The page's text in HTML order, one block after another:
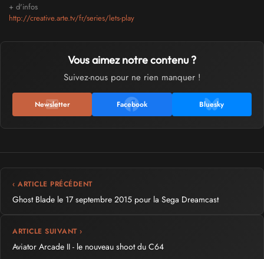
+ d'infos
http://creative.arte.tv/fr/series/lets-play
Vous aimez notre contenu ?
Suivez-nous pour ne rien manquer !
Newsletter Facebook Bluesky
‹ ARTICLE PRÉCÉDENT
Ghost Blade le 17 septembre 2015 pour la Sega Dreamcast
ARTICLE SUIVANT ›
Aviator Arcade II - le nouveau shoot du C64